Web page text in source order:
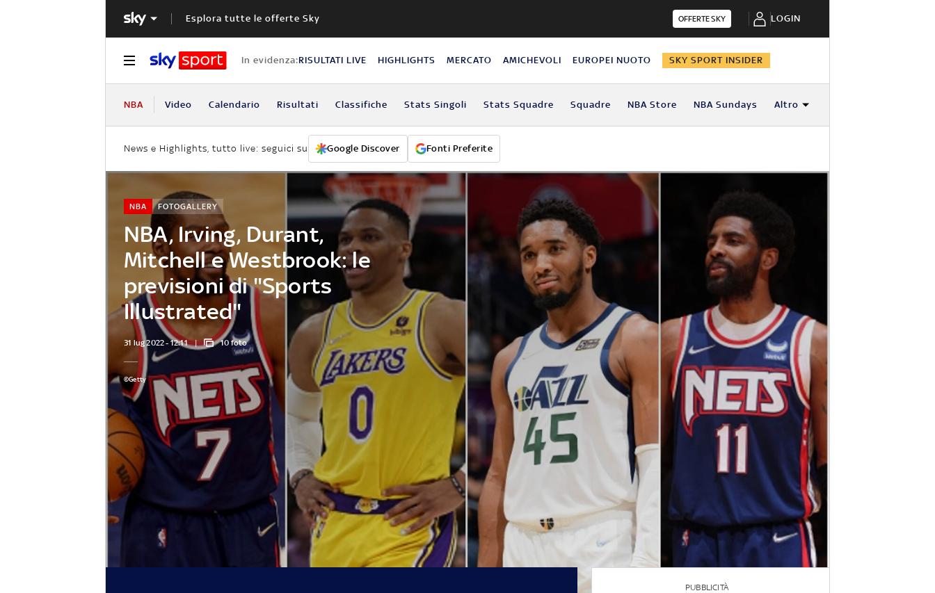
Esplora tutte le offerte Sky OFFERTE SKY LOGIN
In evidenza:RISULTATI LIVE HIGHLIGHTS MERCATO AMICHEVOLI EUROPEI NUOTO SKY SPORT INSIDER
NBA Video Calendario Risultati Classifiche Stats Singoli Stats Squadre Squadre NBA Store NBA Sundays Altro
News e Highlights, tutto live: seguici su Google Discover Fonti Preferite
NBA, Irving, Durant,
Mitchell e Westbrook: le
previsioni di "Sports
Illustrated"
NBA FOTOGALLERY
31 lug 2022 - 12:11 10 foto
©Getty
PUBBLICITÀ